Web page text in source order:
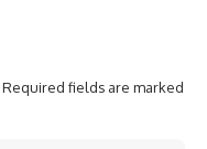
Required fields are marked